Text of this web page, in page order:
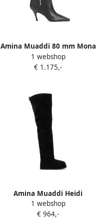
Amina Muaddi 80 mm Mona
laarzen Zwart
1 webshop
€ 1.175,-
Amina Muaddi Heidi
overknee laarzen Zwart
1 webshop
€ 964,-